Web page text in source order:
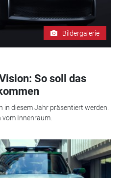
Bildergalerie
So soll das
in diesem Jahr präsentiert werden.
Innenraum.